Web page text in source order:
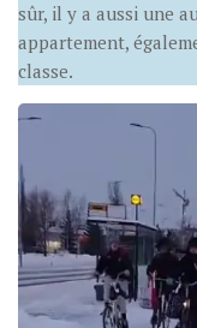
sûr, il y a aussi une
appartement,
classe.